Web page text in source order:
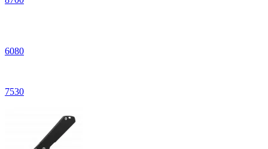
6080
7530